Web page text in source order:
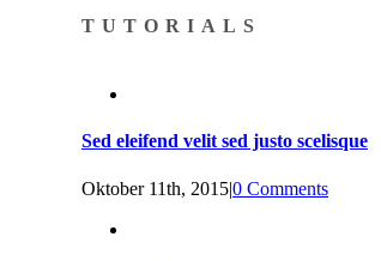
TUTORIALS
Sed eleifend velit sed justo scelisque
Oktober 11th, 2015|0 Comments